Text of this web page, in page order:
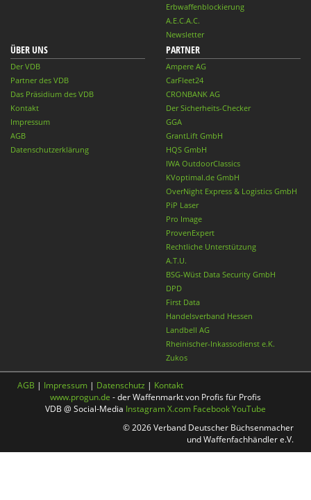
Erbwaffenblockierung
A.E.C.A.C.
Newsletter
ÜBER UNS
Der VDB
Partner des VDB
Das Präsidium des VDB
Kontakt
Impressum
AGB
Datenschutzerklärung
PARTNER
Ampere AG
CarFleet24
CRONBANK AG
Der Sicherheits-Checker
GGA
GrantLift GmbH
HQS GmbH
IWA OutdoorClassics
KVoptimal.de GmbH
OverNight Express & Logistics GmbH
PiP Laser
Pro Image
ProvenExpert
Rechtliche Unterstützung
A.T.U.
BSG-Wüst Data Security GmbH
DPD
First Data
Handelsverband Hessen
Landbell AG
Rheinischer-Inkassodienst e.K.
Zukos
AGB | Impressum | Datenschutz | Kontakt
www.progun.de - der Waffenmarkt von Profis für Profis
VDB @ Social-Media InstagramX.com FacebookYouTube
© 2026 Verband Deutscher Büchsenmacher
und Waffenfachhändler e.V.